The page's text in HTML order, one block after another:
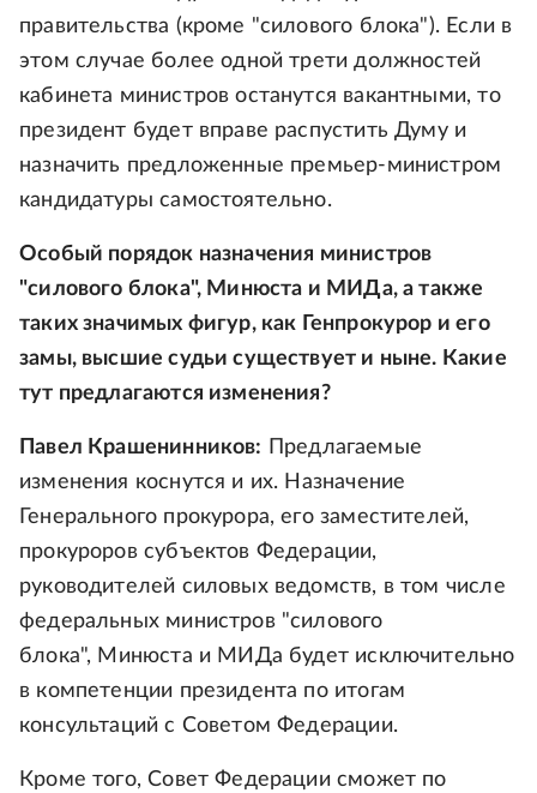
правительства (кроме "силового блока"). Если в
этом случае более одной трети должностей
кабинета министров останутся вакантными, то
президент будет вправе распустить Думу и
назначить предложенные премьер-министром
кандидатуры самостоятельно.
Особый порядок назначения министров
"силового блока", Минюста и МИДа, а также
таких значимых фигур, как Генпрокурор и его
замы, высшие судьи существует и ныне. Какие
тут предлагаются изменения?
Павел Крашенинников: Предлагаемые
изменения коснутся и их. Назначение
Генерального прокурора, его заместителей,
прокуроров субъектов Федерации,
руководителей силовых ведомств, в том числе
федеральных министров "силового
блока", Минюста и МИДа будет исключительно
в компетенции президента по итогам
консультаций с Советом Федерации.
Кроме того, Совет Федерации сможет по